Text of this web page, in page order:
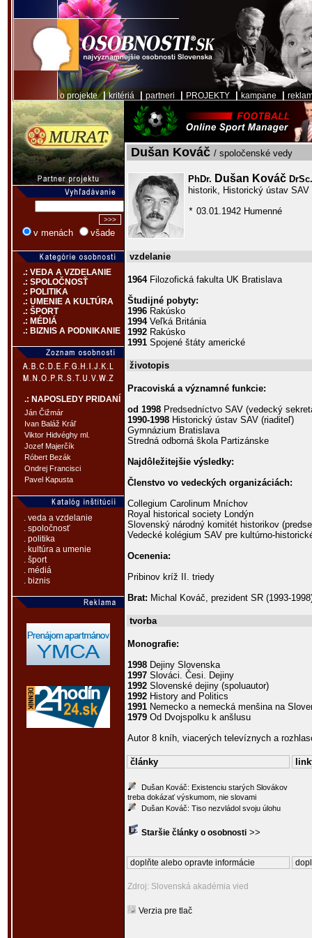
o projekte|kritériá partneri PROJEKTY kampane
v menách všade
.: VEDA A VZDELANIE
.: SPOLOČNOSŤ
.: POLITIKA
.: UMENIE A KULTÚRA
.: ŠPORT
.: MÉDIÁ
.: BIZNIS A PODNIKANIE
.: NAPOSLEDY PRIDANÍ
Ján Čižmár
Ivan Baláž Kráľ
Viktor Hidvéghy ml.
Jozef Majerčík
Róbert Bezák
Ondrej Francisci
Pavel Kapusta
. veda a vzdelanie
. spoločnosť
. politika
. kultúra a umenie
. šport
. médiá
. biznis
Dušan Kováč / spoločenské vedy
PhDr. Dušan Kováč DrSc.
historik, Historický ústav SAV
* 03.01.1942 Humenné
vzdelanie
1964Filozofická fakulta UK Bratislava
Študijné pobyty:
1996 Rakúsko
1994Veľká Británia
1992 Rakúsko
1991 Spojené štáty americké
životopis
Pracoviská a významné funkcie:
od 1998 Predsedníctvo SAV (vedecký
1990-1998 Historický ústav SAV (riaditeľ)
Gymnázium Bratislava
Stredná odborná škola Partizánske
Najdôležitejšie výsledky:
Členstvo vo vedeckých organizáciách:
Collegium Carolinum Mníchov
Royal historical society Londýn
Slovenský národný komitét historikov
Vedecké kolégium SAV pre kultúrno-
Ocenenia:
Pribinov kríž II. triedy
Brat: Michal Kováč, prezident SR (1993-
tvorba
Monografie:
1998 Dejiny Slovenska
1997 Slováci. Česi. Dejiny
1992 Slovenské dejiny (spoluautor)
1992 History and Politics
1991 Nemecko a nemecká menšina na
1979 Od Dvojspolku k anšlusu
Autor 8 kníh, viacerých televíznych a
články
Dušan Kováč: Existenciu starých Slovákov
treba dokázať výskumom, nie slovami
Dušan Kováč: Tiso nezvládol svoju úlohu
Staršie články o osobnosti >>
doplňte alebo opravte informácie
Zdroj: Slovenská akadémia vied
Verzia pre tlač